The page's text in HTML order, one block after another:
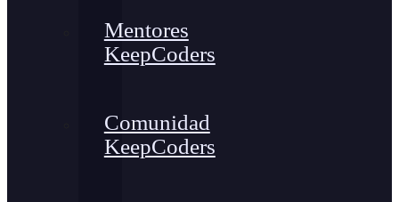
Mentores
KeepCoders
Comunidad
KeepCoders